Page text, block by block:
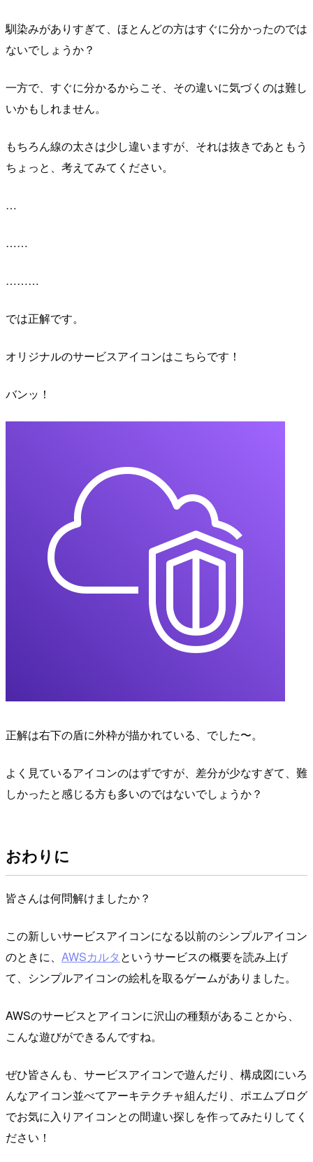
馴染みがありすぎて、ほとんどの方はすぐに分かったのでは
ないでしょうか？
一方で、すぐに分かるからこそ、その違いに気づくのは難し
いかもしれません。
もちろん線の太さは少し違いますが、それは抜きであともう
ちょっと、考えてみてください。
…
……
………
では正解です。
オリジナルのサービスアイコンはこちらです！
バンッ！
正解は右下の盾に外枠が描かれている、でした〜。
よく見ているアイコンのはずですが、差分が少なすぎて、難
しかったと感じる方も多いのではないでしょうか？
おわりに
皆さんは何問解けましたか？
この新しいサービスアイコンになる以前のシンプルアイコン
のときに、 AWSカルタ というサービスの概要を読み上げ
て、シンプルアイコンの絵札を取るゲームがありました。
AWSのサービスとアイコンに沢山の種類があることから、
こんな遊びができるんですね。
ぜひ皆さんも、サービスアイコンで遊んだり、構成図にいろ
んなアイコン並べてアーキテクチャ組んだり、ポエムブログ
でお気に入りアイコンとの間違い探しを作ってみたりしてく
ださい！